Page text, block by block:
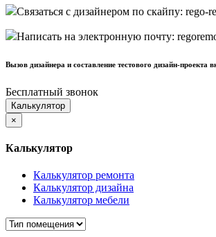
Связаться с дизайнером по скайпу: rego-
Написать на электронную почту:
Вызов дизайнера и составление тестового дизайн-проекта
Бесплатный звонок
Калькулятор
×
Калькулятор
Калькулятор ремонта
Калькулятор дизайна
Калькулятор мебели